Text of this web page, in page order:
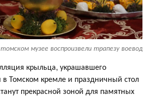
музее воспроизвели трапезу воевод
крыльца, украшавшего
Томском кремле и праздничный стол
прекрасной зоной для памятных